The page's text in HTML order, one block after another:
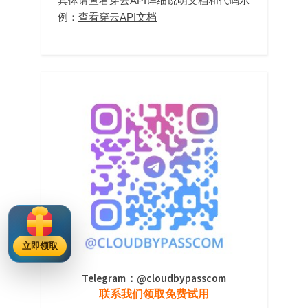
例： 查看穿云API文档
Telegram：@cloudbypasscom
联系我们领取免费试用
立即领取